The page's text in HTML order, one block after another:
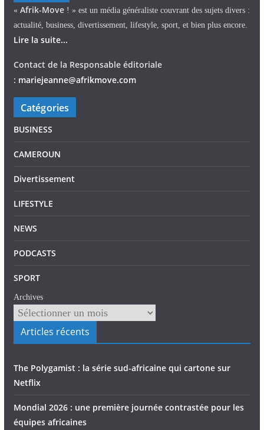
« Afrik-Move ! » est un média généraliste couvrant des sujets divers :
actualité, business, divertissement, lifestyle, sport, et bien plus encore.
Lire la suite...
Contact de la Responsable éditoriale
: mariejeanne@afrikmove.com
Catégories
BUSINESS
CAMEROUN
Divertissement
LIFESTYLE
NEWS
PODCASTS
SPORT
Archives
Articles récents
The Polygamist : la série sud-africaine qui cartone sur
Netflix
Mondial 2026 : une première journée contrastée pour les
équipes africaines